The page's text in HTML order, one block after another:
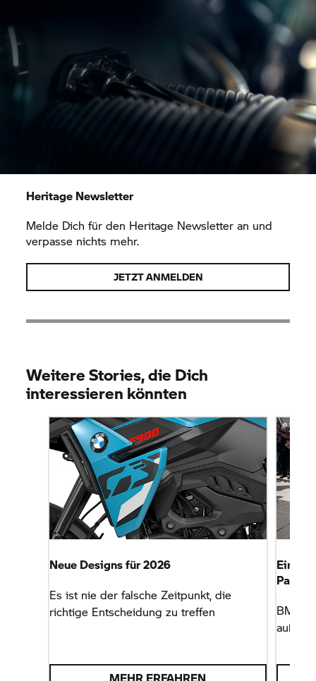
Heritage Newsletter
Melde Dich für den Heritage Newsletter an und
verpasse nichts mehr.
JETZT ANMELDEN
Weitere Stories, die Dich
interessieren könnten
Neue Designs für 2026
Es ist nie der falsche Zeitpunkt, die
richtige Entscheidung zu treffen
MEHR ERFAHREN
Eine
Papst
BMW